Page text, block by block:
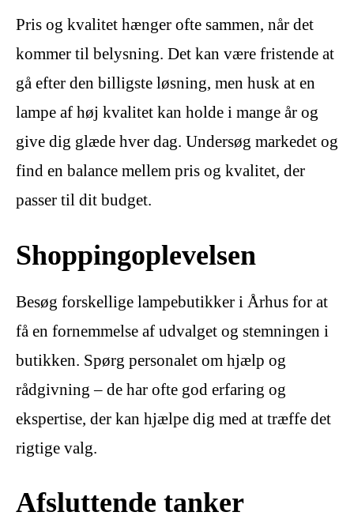
Pris og kvalitet hænger ofte sammen, når det
kommer til belysning. Det kan være fristende at
gå efter den billigste løsning, men husk at en
lampe af høj kvalitet kan holde i mange år og
give dig glæde hver dag. Undersøg markedet og
find en balance mellem pris og kvalitet, der
passer til dit budget.
Shoppingoplevelsen
Besøg forskellige lampebutikker i Århus for at
få en fornemmelse af udvalget og stemningen i
butikken. Spørg personalet om hjælp og
rådgivning – de har ofte god erfaring og
ekspertise, der kan hjælpe dig med at træffe det
rigtige valg.
Afsluttende tanker